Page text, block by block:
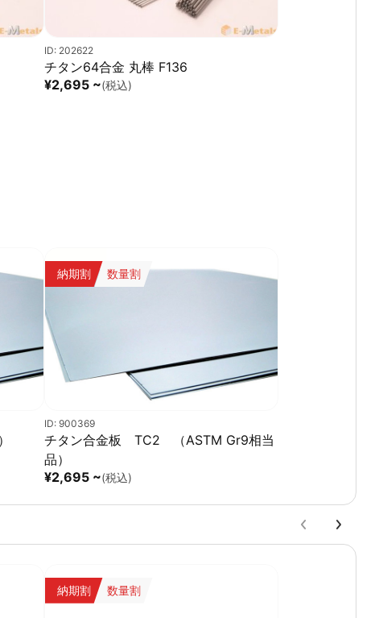
ID: 202622
チタン64合金 丸棒 F136
¥2,695 ~(税込)
納期割 数量割
ID: 900369
チタン合金板 TC2 （ASTM Gr9相当
品）
¥2,695 ~(税込)
納期割 数量割